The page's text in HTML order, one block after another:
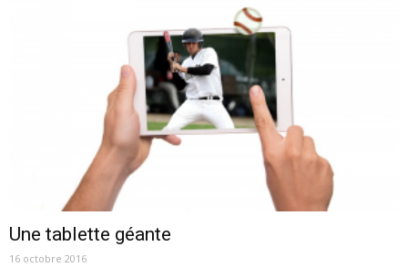
Une tablette géante
16 octobre 2016